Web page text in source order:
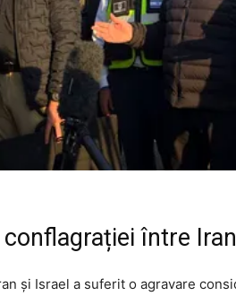
între
și Israel a suferit o agravare